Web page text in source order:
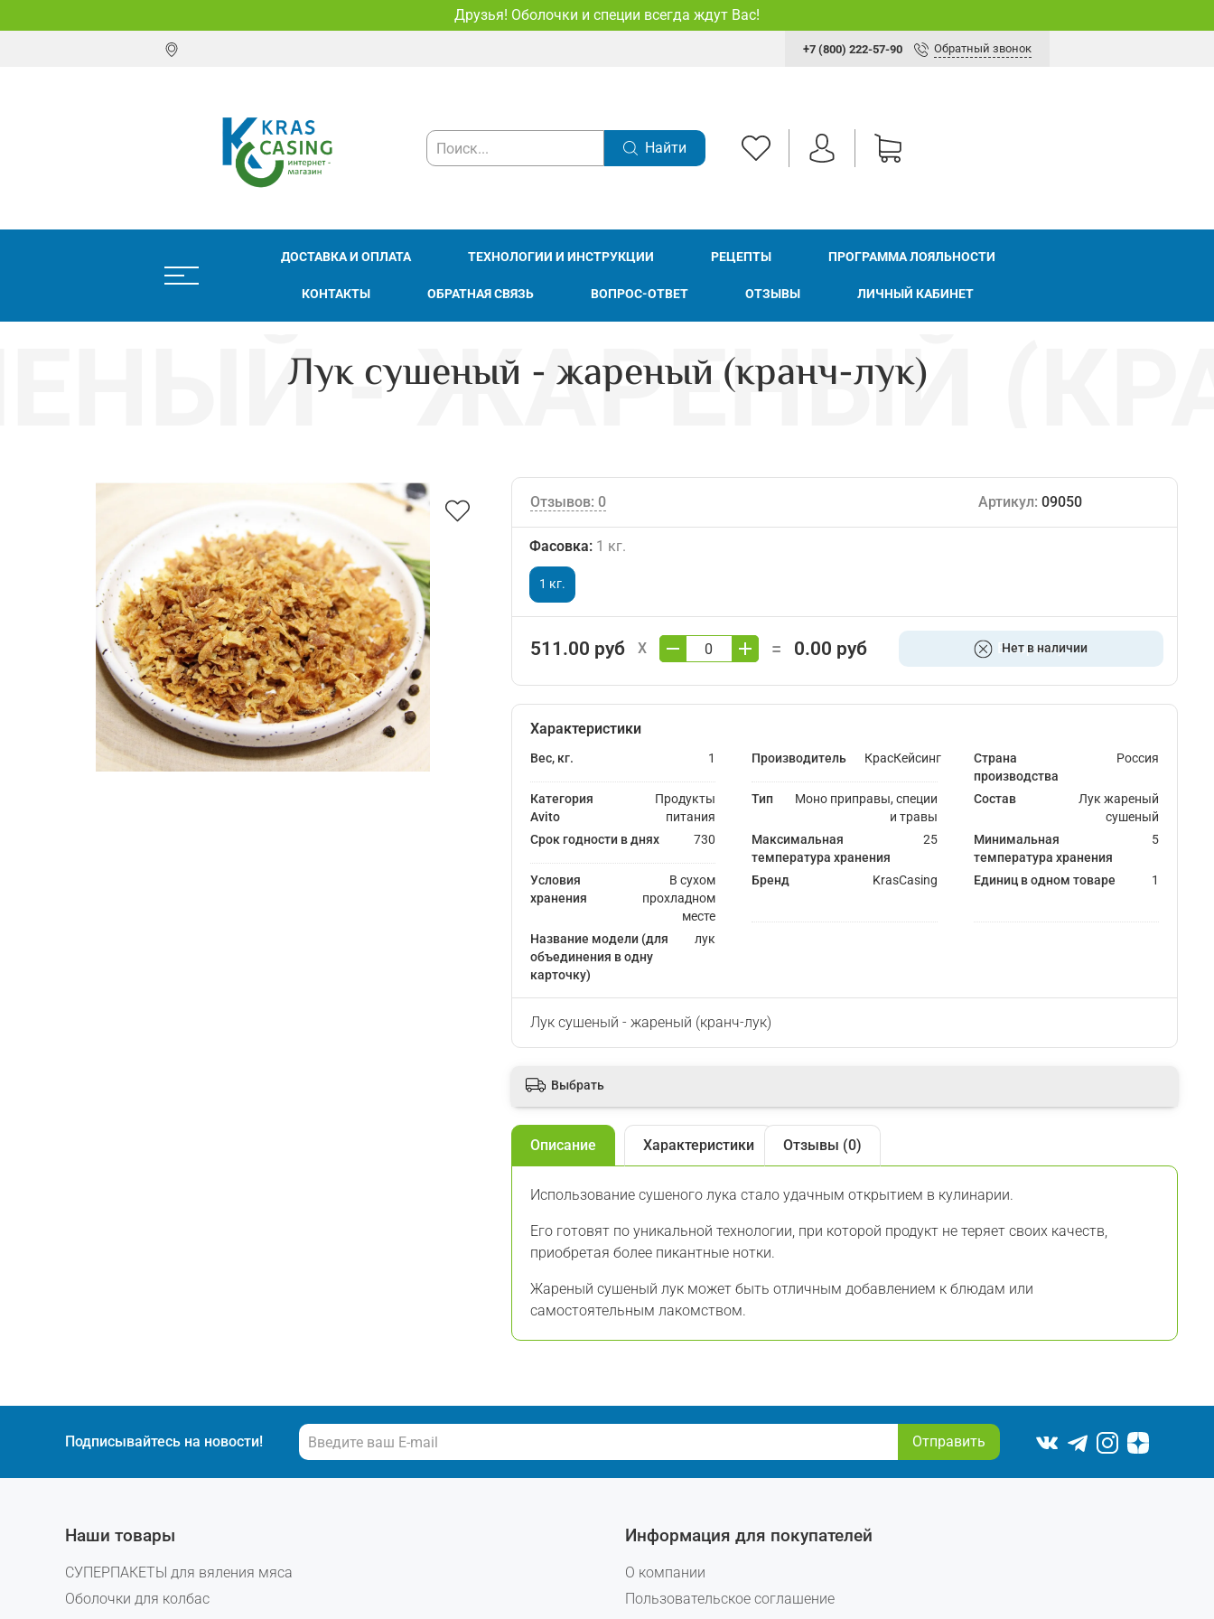
Друзья! Оболочки и специи всегда ждут Вас!
+7 (800) 222-57-90 Обратный звонок
Найти
ДОСТАВКА И ОПЛАТА ТЕХНОЛОГИИ И ИНСТРУКЦИИ РЕЦЕПТЫ ПРОГРАММА ЛОЯЛЬНОСТИ
КОНТАКТЫ ОБРАТНАЯ СВЯЗЬ ВОПРОС-ОТВЕТ ОТЗЫВЫ ЛИЧНЫЙ КАБИНЕТ
Лук сушеный - жареный (кранч-лук)
Отзывов: 0 Артикул: 09050
Фасовка: 1 кг.
1 кг.
511.00 руб X = 0.00 руб Нет в наличии
В корзину
Характеристики
Вес, кг. 1 Производитель КрасКейсинг
Страна
производства
Россия
Категория
Avito
Продукты
питания
Тип
Моно приправы, специи
и травы
Состав
Лук жареный
сушеный
Срок годности в днях
730
Максимальная
температура хранения
25
Минимальная
температура хранения
5
Условия
хранения
В сухом
прохладном
месте
Бренд KrasCasing Единиц в одном товаре 1
Название модели (для
объединения в одну
карточку)
лук
Лук сушеный - жареный (кранч-лук)
Выбрать
Описание Характеристики Отзывы (0)
Использование сушеного лука стало удачным открытием в кулинарии.
Его готовят по уникальной технологии, при которой продукт не теряет своих качеств,
приобретая более пикантные нотки.
Жареный сушеный лук может быть отличным добавлением к блюдам или
самостоятельным лакомством.
Подписывайтесь на новости! Отправить
Наши товары
СУПЕРПАКЕТЫ для вяления мяса
Оболочки для колбас
Информация для покупателей
О компании
Пользовательское соглашение